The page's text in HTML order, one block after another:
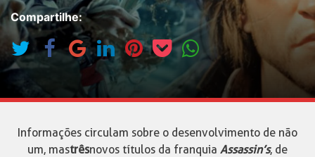
Compartilhe:
Informações circulam sobre o desenvolvimento de não
um, mastrêsnovos títulos da franquia Assassin’s, de